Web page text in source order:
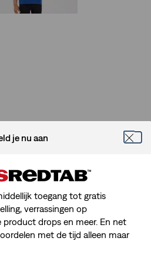
44,95
je nu aan
toegang tot gratis
verrassingen op
product drops en meer. En net
met de tijd alleen maar